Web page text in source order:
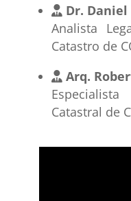
Dr. Daniel
Analista
Catastro de
Arq.
Catastral de